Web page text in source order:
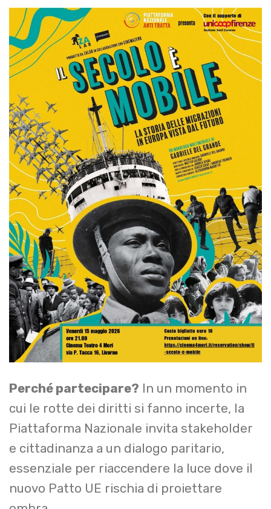
Perché partecipare? In un momento in
cui le rotte dei diritti si fanno incerte, la
Piattaforma Nazionale invita stakeholder
e cittadinanza a un dialogo paritario,
essenziale per riaccendere la luce dove il
nuovo Patto UE rischia di proiettare